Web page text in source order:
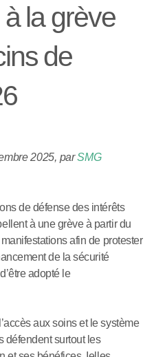
à la grève
de
2025, parSMG
de défense des intérêts
à une grève à partir du
afin de protester
de la sécurité
adopté le
aux soins et le système
défendent surtout les